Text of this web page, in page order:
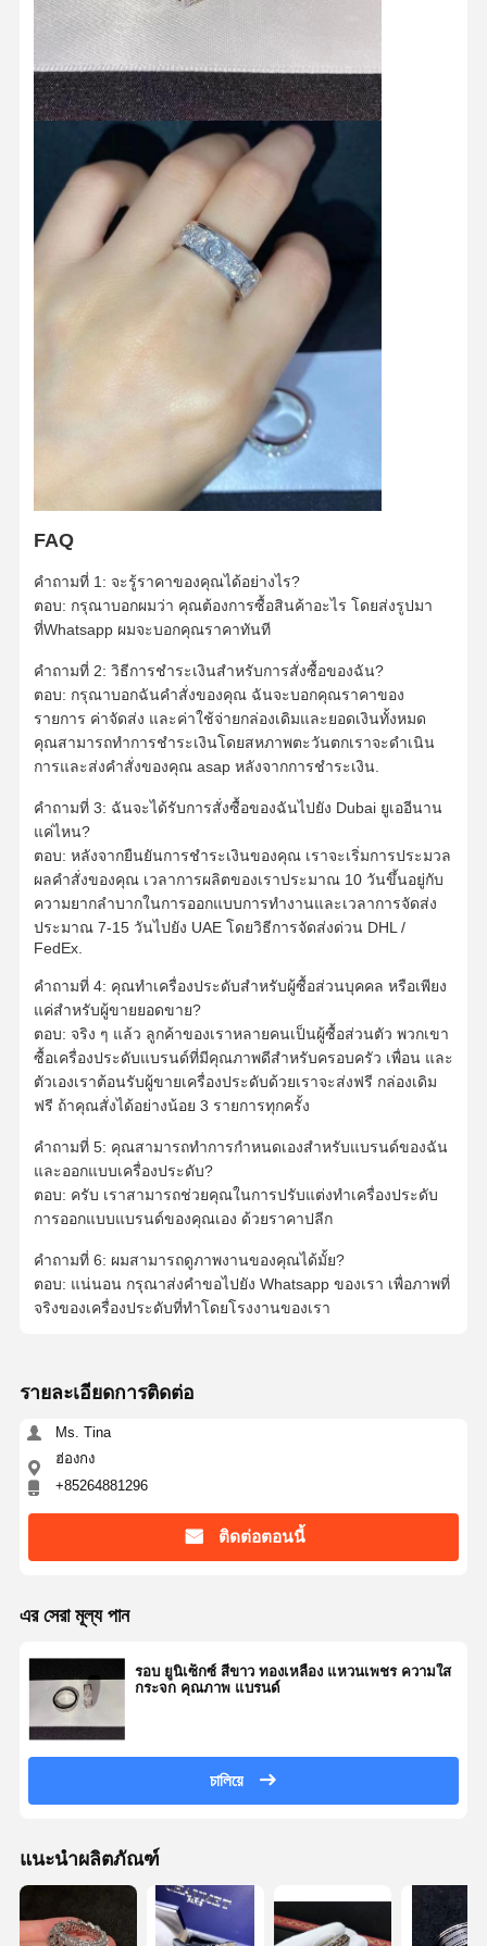
สินค้า วิดีโอ
คุณภาพ
กรณี บล็อก ขอทุน
สร้อยข้อมือทอง 18KT
สร้อยคอแขวน 18K
สร้อยข้อมือทอง 18K
หูหูทอง 18 คาราท
โบรชทอง 18K
ชุดเครื่องประดับ 18K
14K ไดมอนด์บังเกิ้ล
แหวนทอง 14 คารา
สร้อยคอทอง 14K
FAQ
คําถามที่ 1: จะรู้ราคาของคุณได้อย่างไร?
ตอบ: กรุณาบอกผมว่า คุณต้องการซื้อสินค้าอะไร โดยส่งรูปมา
ที่Whatsapp ผมจะบอกคุณราคาทันที
คําถามที่ 2: วิธีการชําระเงินสําหรับการสั่งซื้อของฉัน?
ตอบ: กรุณาบอกฉันคําสั่งของคุณ ฉันจะบอกคุณราคาของ
รายการ ค่าจัดส่ง และค่าใช้จ่ายกล่องเดิมและยอดเงินทั้งหมด
คุณสามารถทําการชําระเงินโดยสหภาพตะวันตกเราจะดําเนิน
การและส่งคําสั่งของคุณ asap หลังจากการชําระเงิน.
คําถามที่ 3: ฉันจะได้รับการสั่งซื้อของฉันไปยัง Dubai ยูเออีนาน
แค่ไหน?
ตอบ: หลังจากยืนยันการชําระเงินของคุณ เราจะเริ่มการประมวล
ผลคําสั่งของคุณ เวลาการผลิตของเราประมาณ 10 วันขึ้นอยู่กับ
ความยากลําบากในการออกแบบการทํางานและเวลาการจัดส่ง
ประมาณ 7-15 วันไปยัง UAE โดยวิธีการจัดส่งด่วน DHL /
FedEx.
คําถามที่ 4: คุณทําเครื่องประดับสําหรับผู้ซื้อส่วนบุคคล หรือเพียง
แค่สําหรับผู้ขายยอดขาย?
ตอบ: จริง ๆ แล้ว ลูกค้าของเราหลายคนเป็นผู้ซื้อส่วนตัว พวกเขา
ซื้อเครื่องประดับแบรนด์ที่มีคุณภาพดีสําหรับครอบครัว เพื่อน และ
ตัวเองเราต้อนรับผู้ขายเครื่องประดับด้วยเราจะส่งฟรี กล่องเดิม
ฟรี ถ้าคุณสั่งได้อย่างน้อย 3 รายการทุกครั้ง
คําถามที่ 5: คุณสามารถทําการกําหนดเองสําหรับแบรนด์ของฉัน
และออกแบบเครื่องประดับ?
ตอบ: ครับ เราสามารถช่วยคุณในการปรับแต่งทําเครื่องประดับ
การออกแบบแบรนด์ของคุณเอง ด้วยราคาปลีก
คําถามที่ 6: ผมสามารถดูภาพงานของคุณได้มั้ย?
ตอบ: แน่นอน กรุณาส่งคําขอไปยัง Whatsapp ของเรา เพื่อภาพที่
จริงของเครื่องประดับที่ทําโดยโรงงานของเรา
รายละเอียดการติดต่อ
Ms. Tina
ฮ่องกง
+85264881296
ติดต่อตอนนี้
এর সেরা মূল্য পান
รอบ ยูนิเซ็กซ์ สีขาว ทองเหลือง แหวนเพชร ความใส
กระจก คุณภาพ แบรนด์
চালিয়ে
แนะนำผลิตภัณฑ์